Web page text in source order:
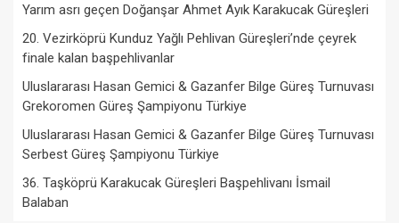
Yarım asrı geçen Doğanşar Ahmet Ayık Karakucak Güreşleri
20. Vezirköprü Kunduz Yağlı Pehlivan Güreşleri’nde çeyrek
finale kalan başpehlivanlar
Uluslararası Hasan Gemici & Gazanfer Bilge Güreş Turnuvası
Grekoromen Güreş Şampiyonu Türkiye
Uluslararası Hasan Gemici & Gazanfer Bilge Güreş Turnuvası
Serbest Güreş Şampiyonu Türkiye
36. Taşköprü Karakucak Güreşleri Başpehlivanı İsmail
Balaban